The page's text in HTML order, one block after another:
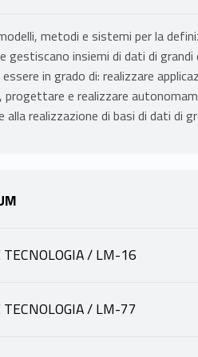
metodi e sistemi per la
gestiscano insiemi di dati di
in grado di: realizzare
progettare e realizzare
realizzazione di basi di dati di
/ LM-16
/ LM-77